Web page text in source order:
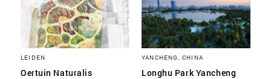
LEIDEN
Oertuin Naturalis
YANCHENG, CHINA
Longhu Park Yancheng